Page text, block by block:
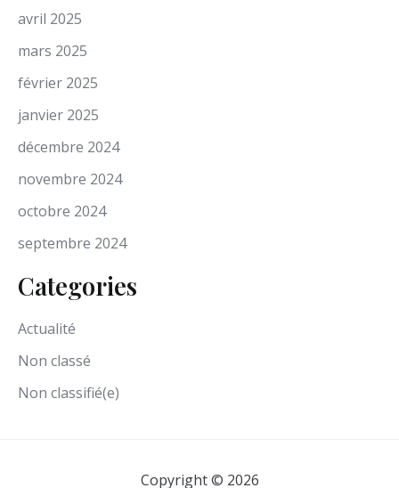
avril 2025
mars 2025
février 2025
janvier 2025
décembre 2024
novembre 2024
octobre 2024
septembre 2024
Categories
Actualité
Non classé
Non classifié(e)
Copyright © 2026